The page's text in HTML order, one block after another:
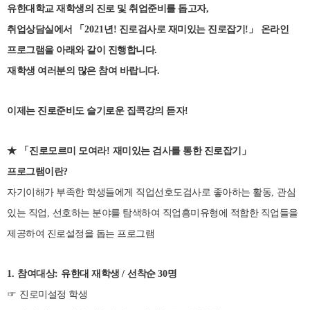
유한대학교 재학생의 진로 및 취업준비를 돕고자,
취업상담실에서
「 2021년! 진로검사로 재미있는 진로잡기! 」 온라인
프로그램을 아래와 같이 진행합니다.
재학생 여러분의 많은 참여 바랍니다.
이제는 진로준비도 슬기로운 집콕강의 듣자!
★ 「 진로모르미 모여라! 재미있는 검사를 통한 진로잡기
」
프로그램이란?
자기이해가 부족한 학생들에게 직업선호도검사로 좋아하는 활동, 관심
있는 직업 , 선호하는 분야를 탐색하여 직업흥미유형에 적합한 직업들을
제공하여 진로설정을 돕는 프로그램
1. 참여대상: 유한대 재학생 / 선착순 30명
☞ 진로미설정 학생